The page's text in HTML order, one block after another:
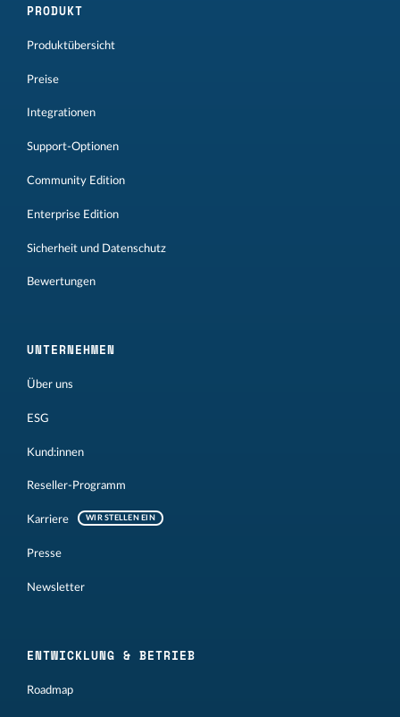
PRODUKT
Produktübersicht
Preise
Integrationen
Support-Optionen
Community Edition
Enterprise Edition
Sicherheit und Datenschutz
Bewertungen
UNTERNEHMEN
Über uns
ESG
Kund:innen
Reseller-Programm
Karriere WIR STELLEN EIN
Presse
Newsletter
ENTWICKLUNG & BETRIEB
Roadmap